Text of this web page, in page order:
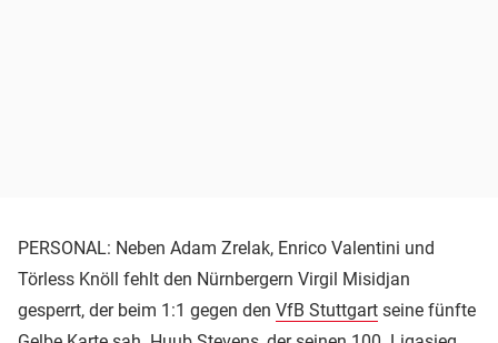
PERSONAL: Neben Adam Zrelak, Enrico Valentini und
Törless Knöll fehlt den Nürnbergern Virgil Misidjan
gesperrt, der beim 1:1 gegen den VfB Stuttgart seine fünfte